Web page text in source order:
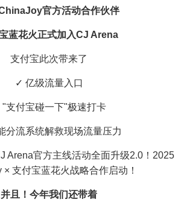
官方活动合作伙伴
蓝花火正式加入CJ Arena
支付宝此次带来了
✓ 亿级流量入口
支付宝碰一下"极速打卡
分流系统解救现场流量压力
并且！今年我们还带着